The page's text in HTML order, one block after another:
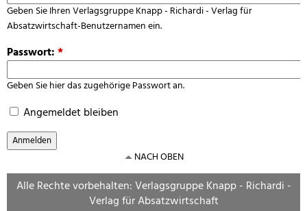
Geben Sie Ihren Verlagsgruppe Knapp - Richardi - Verlag für
Absatzwirtschaft-Benutzernamen ein.
Passwort:*
Geben Sie hier das zugehörige Passwort an.
Angemeldet bleiben
NACH OBEN
Alle Rechte vorbehalten: Verlagsgruppe Knapp - Richardi -
Verlag für Absatzwirtschaft